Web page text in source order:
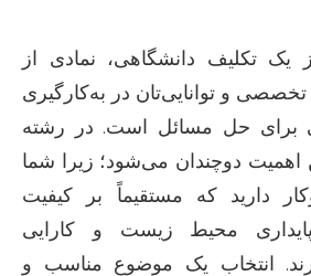
یک تکلیف دانشگاهی، نمادی از
و توانایی‌تان در به‌کارگیری
برای حل مسائل است. در رشته
اهمیت دوچندان می‌شود؛ زیرا شما
دارید که مستقیماً بر کیفیت
محیط زیست و کارایی
انتخاب یک موضوع مناسب و